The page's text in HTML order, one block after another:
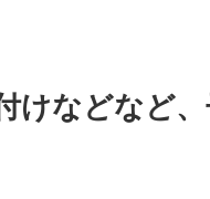
けなどなど